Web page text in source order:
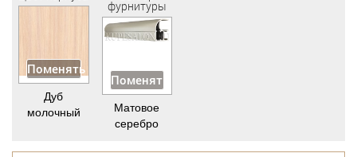
Поменять
Дуб
молочный
фурнитуры
Поменять
Матовое
серебро